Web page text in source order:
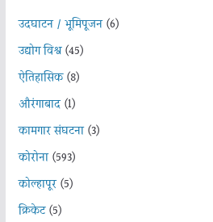
उदघाटन / भूमिपूजन(6)
उद्योग विश्व(45)
ऐतिहासिक(8)
औरंगाबाद(1)
कामगार संघटना(3)
कोरोना(593)
कोल्हापूर(5)
क्रिकेट(5)